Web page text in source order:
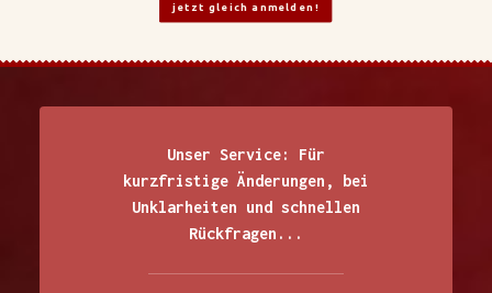
jetzt gleich anmelden!
Unser Service: Für
kurzfristige Änderungen, bei
Unklarheiten und schnellen
Rückfragen...